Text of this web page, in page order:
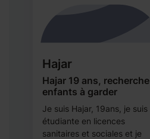
Hajar
Hajar 19 ans, recherche
enfants à garder
Je suis Hajar, 19ans, je suis
étudiante en licences
sanitaires et sociales et je